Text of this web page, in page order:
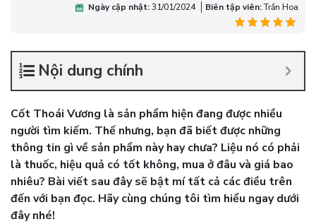
Ngày cập nhật:31/01/2024 Biên tập viên:Trần Hoa
Nội dung chính
Cốt Thoái Vương là sản phẩm hiện đang được nhiều
người tìm kiếm. Thế nhưng, bạn đã biết được những
thông tin gì về sản phẩm này hay chưa? Liệu nó có phải
là thuốc, hiệu quả có tốt không, mua ở đâu và giá bao
nhiêu? Bài viết sau đây sẽ bật mí tất cả các điều trên
đến với bạn đọc. Hãy cùng chúng tôi tìm hiểu ngay dưới
đây nhé!